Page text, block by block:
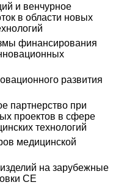
и венчурное
в области новых
финансирования
развития
партнерство при
проектов в сфере
технологий
медицинской
на зарубежные
CE